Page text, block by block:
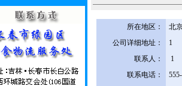
所在地区：
北
公司详细地址：
1
联系人：
1
联系电话：